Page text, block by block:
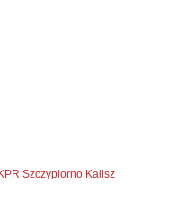
Szczypiorno Kalisz